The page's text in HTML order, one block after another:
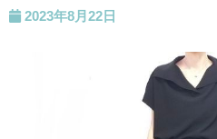
2023年8月22日